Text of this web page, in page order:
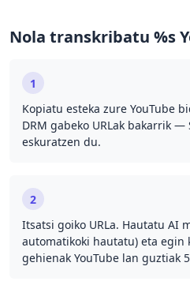
Nola transkribatu %s
1
Kopiatu esteka zure YouTube
DRM gabeko URLak bakarrik —
eskuratzen du.
2
Itsatsi goiko URLa. Hautatu AI
automatikoki hautatu) eta
gehienak YouTube lan guztiak